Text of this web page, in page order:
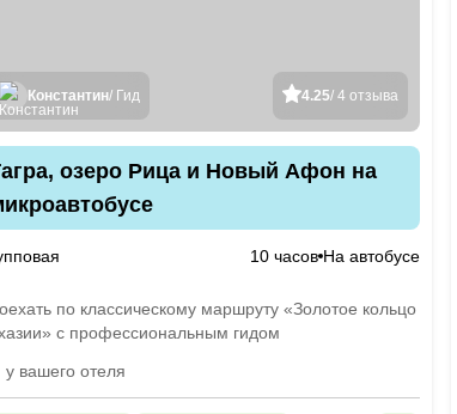
4.25/ 4 отзыва
Константин/ Гид
озеро Рица и Новый Афон на
10 часов На автобусе
по классическому маршруту «Золотое кольцо
с профессиональным гидом
у вашего отеля